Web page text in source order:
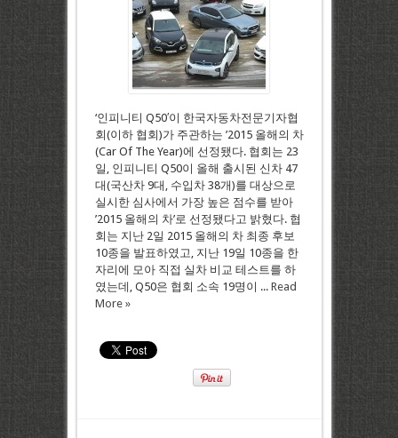
‘인피니티 Q50′이 한국자동차전문기자협
회(이하 협회)가 주관하는 ’2015 올해의 차
(Car Of The Year)에 선정됐다. 협회는 23
일, 인피니티 Q50이 올해 출시된 신차 47
대(국산차 9대, 수입차 38개)를 대상으로
실시한 심사에서 가장 높은 점수를 받아
’2015 올해의 차’로 선정됐다고 밝혔다. 협
회는 지난 2일 2015 올해의 차 최종 후보
10종을 발표하였고, 지난 19일 10종을 한
자리에 모아 직접 실차 비교 테스트를 하
였는데, Q50은 협회 소속 19명이 ... Read
More »